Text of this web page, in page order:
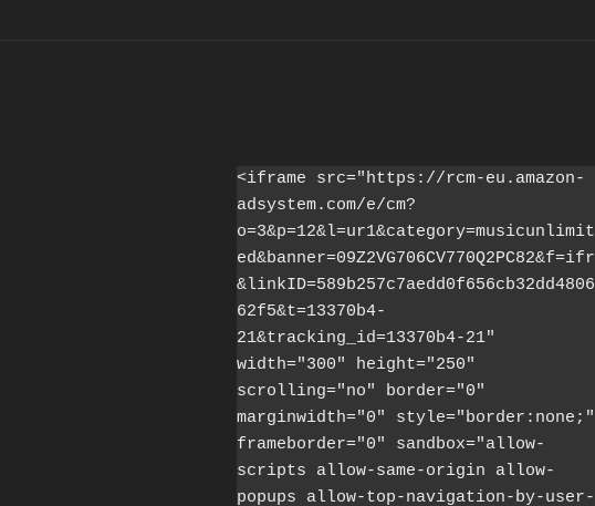
<iframe src="https://rcm-eu.amazon-
adsystem.com/e/cm?
o=3&p=12&l=ur1&category=musicunlimit
ed&banner=09Z2VG706CV770Q2PC82&f=ifr
&linkID=589b257c7aedd0f656cb32dd4806
62f5&t=13370b4-
21&tracking_id=13370b4-21"
width="300" height="250"
scrolling="no" border="0"
marginwidth="0" style="border:none;"
frameborder="0" sandbox="allow-
scripts allow-same-origin allow-
popups allow-top-navigation-by-user-